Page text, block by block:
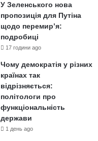
У Зеленського нова
пропозиція для Путіна
щодо перемир’я:
подробиці
17 години ago
Чому демократія у різних
країнах так
відрізняється:
політологи про
функціональність
держави
1 день ago